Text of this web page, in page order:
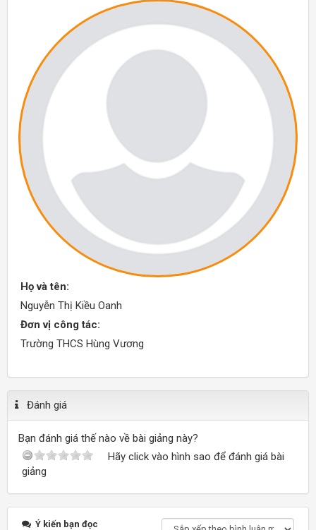
Họ và tên:
Nguyễn Thị Kiều Oanh
Đơn vị công tác:
Trường THCS Hùng Vương
Đánh giá
Bạn đánh giá thế nào về bài giảng này?
Hãy click vào hình sao để đánh giá bài
giảng
Ý kiến bạn đọc